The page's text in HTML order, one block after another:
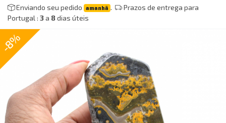
Enviando seu pedido amanhã .
Prazos de entrega para
Portugal : 3a 8dias úteis